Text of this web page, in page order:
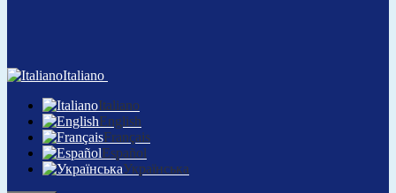
Italiano
Italiano
English
Français
Español
Українська